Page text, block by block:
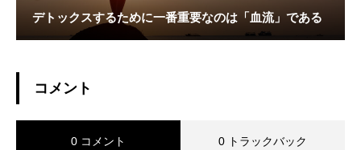
デトックスするために一番重要なのは「血流」である
コメント
0 コメント 0 トラックバック